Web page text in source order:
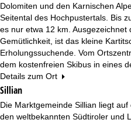
Dolomiten und den Karnischen
Seitental des Hochpustertals. Bis
es nur etwa 12 km.
Gemütlichkeit, ist das kleine
Erholungssuchende. Vom
dem kostenfreien Skibus in eines
Details zum Ort
Sillian
Die Marktgemeinde Sillian liegt
den weltbekannten Südtiroler und